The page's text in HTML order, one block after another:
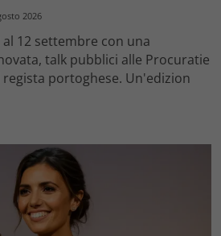
2026
12 settembre con una
talk pubblici alle Procuratie
portoghese. Un'edizion